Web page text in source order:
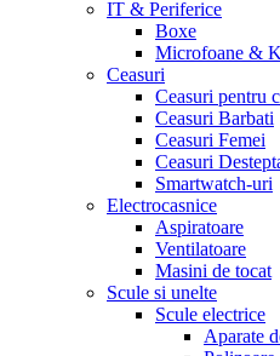
IT & Periferice
Boxe
Microfoane &
Ceasuri
Ceasuri pentru
Ceasuri Barbati
Ceasuri Femei
Ceasuri
Smartwatch-uri
Electrocasnice
Aspiratoare
Ventilatoare
Masini de tocat
Scule si unelte
Scule electrice
Aparate